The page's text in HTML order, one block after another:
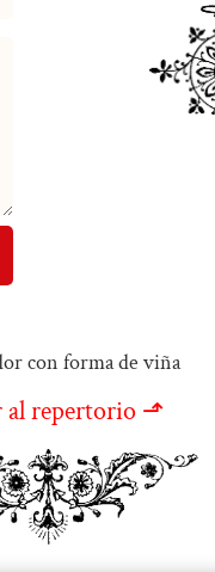
al repertorio ⬏